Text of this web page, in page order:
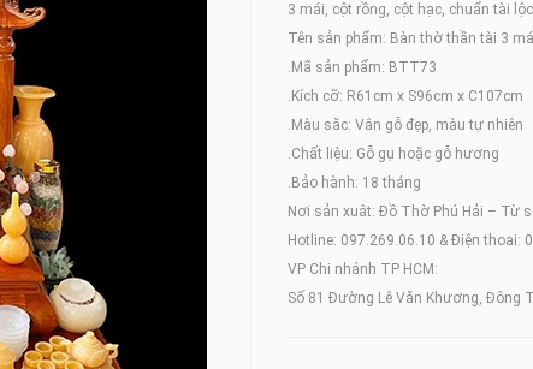
3 mái, cột rồng, cột hạc, chuẩn tài
Tên sản phẩm: Bàn thờ thần tài 3
.Mã sản phẩm: BTT73
.Kích cỡ: R61cm x S96cm x C107cm
.Màu săc: Vân gỗ đẹp, màu tự nhiên
.Chất liệu: Gỗ gụ hoặc gỗ hương
.Bảo hành: 18 tháng
Nơi sản xuât: Đồ Thờ Phú Hải – Từ
Hotline: 097.269.06.10 & Điện thoai:
VP Chi nhánh TP HCM:
Số 81 Đường Lê Văn Khương, Đông